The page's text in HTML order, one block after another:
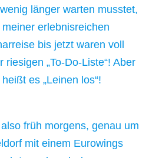
länger warten musstet,
erlebnisreichen
bis jetzt waren voll
„To-Do-Liste“! Aber
es „Leinen los“!
früh morgens, genau um
mit einem Eurowings